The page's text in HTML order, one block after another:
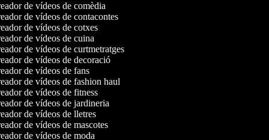
de vídeos de comèdia
de vídeos de contacontes
de vídeos de cotxes
de vídeos de cuina
de vídeos de curtmetratges
de vídeos de decoració
de vídeos de fans
de vídeos de fashion haul
de vídeos de fitness
de vídeos de jardineria
de vídeos de lletres
de vídeos de mascotes
de vídeos de moda